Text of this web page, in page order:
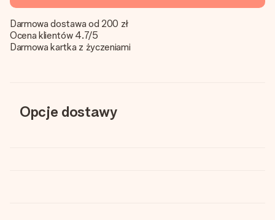
Darmowa dostawa od 200 zł
Ocena klientów 4.7/5
Darmowa kartka z życzeniami
Opcje dostawy